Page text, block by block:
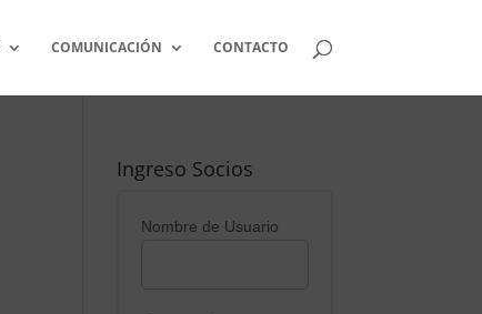
COMUNICACIÓN CONTACTO
Ingreso Socios
Nombre de Usuario